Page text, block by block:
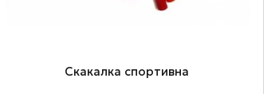
Скакалка спортивна